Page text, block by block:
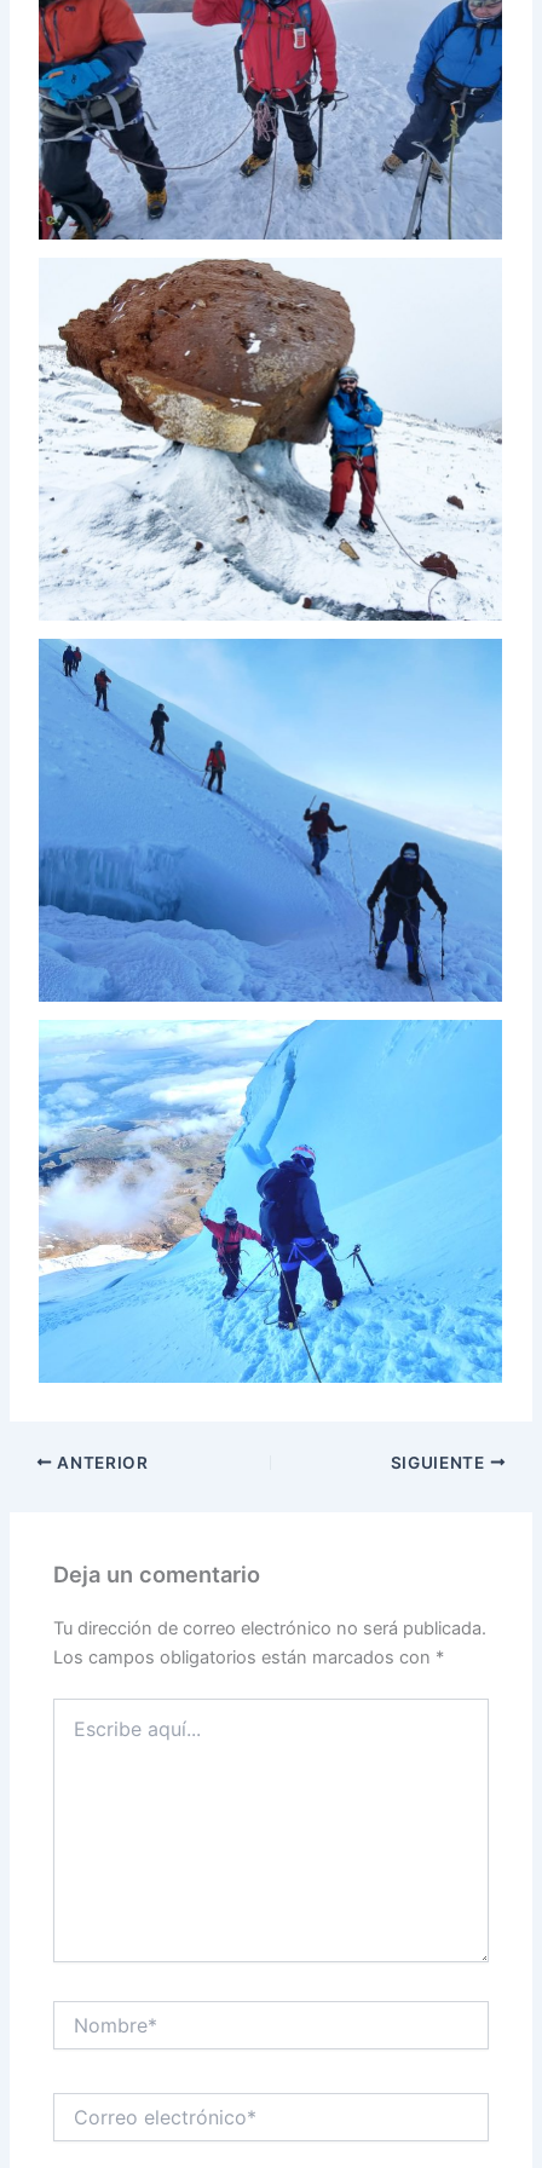
ANTERIOR SIGUIENTE
Deja un comentario
Tu dirección de correo electrónico no será publicada.
Los campos obligatorios están marcados con *
aquí...
electrónico*